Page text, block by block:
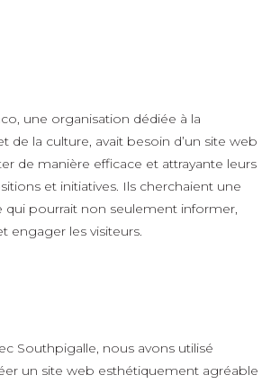
une organisation dédiée à la
de la culture, avait besoin d’un site web
de manière efficace et attrayante leurs
et initiatives. Ils cherchaient une
qui pourrait non seulement informer,
engager les visiteurs.
Southpigalle, nous avons utilisé
un site web esthétiquement agréable